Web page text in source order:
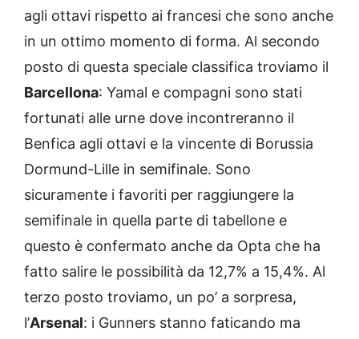
agli ottavi rispetto ai francesi che sono anche
in un ottimo momento di forma. Al secondo
posto di questa speciale classifica troviamo il
Barcellona: Yamal e compagni sono stati
fortunati alle urne dove incontreranno il
Benfica agli ottavi e la vincente di Borussia
Dormund-Lille in semifinale. Sono
sicuramente i favoriti per raggiungere la
semifinale in quella parte di tabellone e
questo è confermato anche da Opta che ha
fatto salire le possibilità da 12,7% a 15,4%. Al
terzo posto troviamo, un po’ a sorpresa,
l’Arsenal: i Gunners stanno faticando ma